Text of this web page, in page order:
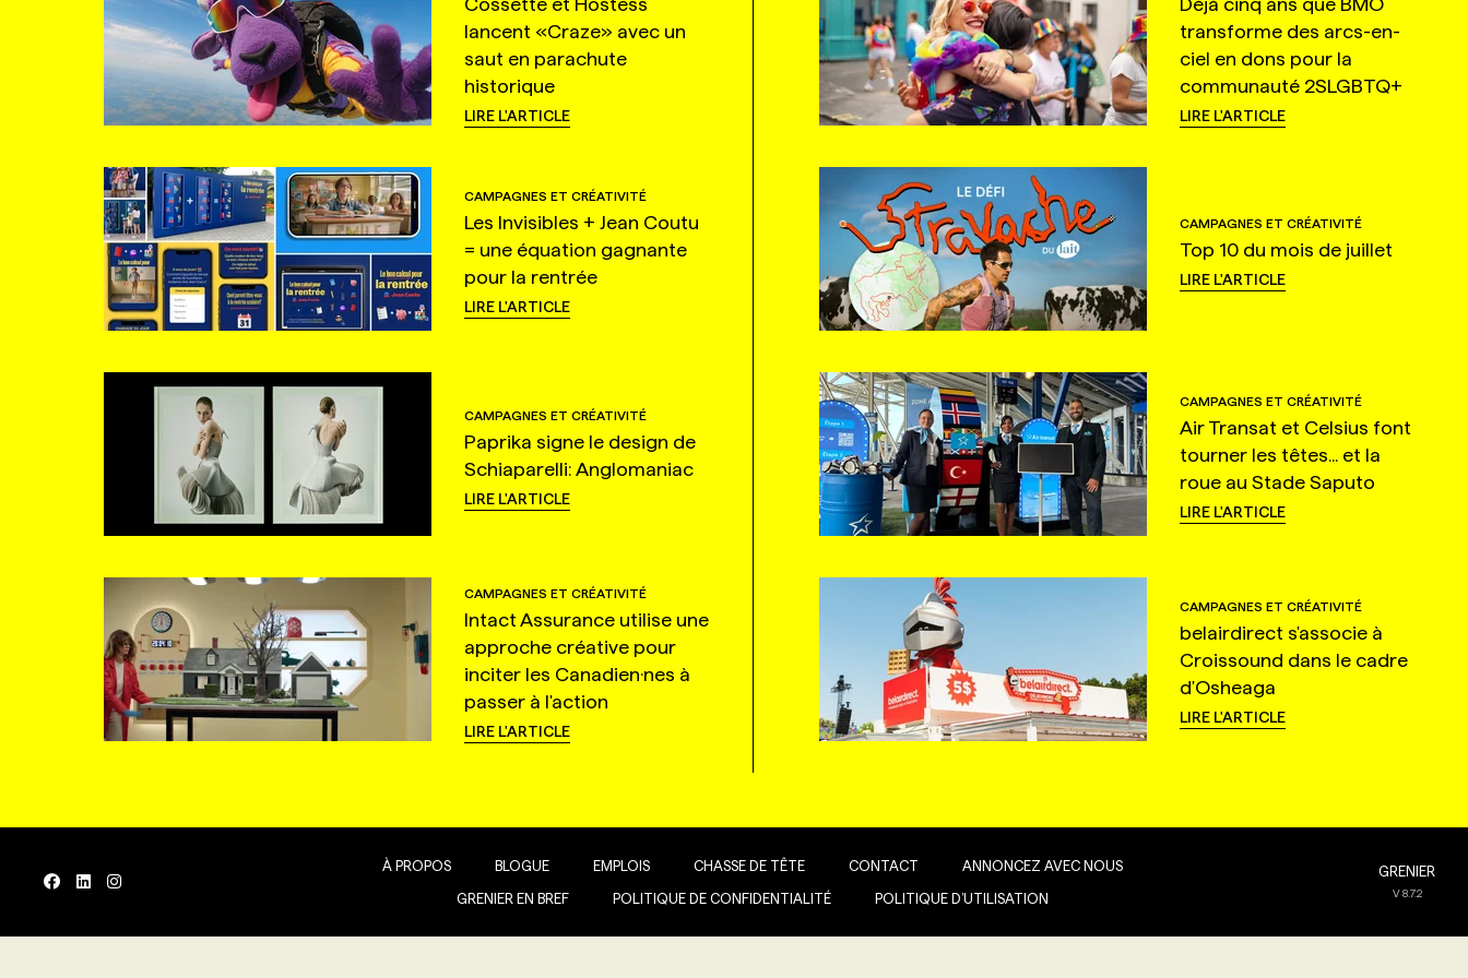
lancent «Craze» avec un
saut en parachute
historique
LIRE L'ARTICLE
transforme des arcs-en-
ciel en dons pour la
communauté 2SLGBTQ+
LIRE L'ARTICLE
CAMPAGNES ET CRÉATIVITÉ
Les Invisibles + Jean Coutu
= une équation gagnante
pour la rentrée
LIRE L'ARTICLE
CAMPAGNES ET CRÉATIVITÉ
Top 10 du mois de juillet
LIRE L'ARTICLE
CAMPAGNES ET CRÉATIVITÉ
Paprika signe le design de
Schiaparelli: Anglomaniac
LIRE L'ARTICLE
CAMPAGNES ET CRÉATIVITÉ
Air Transat et Celsius font
tourner les têtes... et la
roue au Stade Saputo
LIRE L'ARTICLE
CAMPAGNES ET CRÉATIVITÉ
Intact Assurance utilise une
approche créative pour
inciter les Canadien·nes à
passer à l'action
LIRE L'ARTICLE
CAMPAGNES ET CRÉATIVITÉ
belairdirect s'associe à
Croissound dans le cadre
d'Osheaga
LIRE L'ARTICLE
À PROPOS BLOGUE EMPLOIS CHASSE DE TÊTE CONTACT ANNONCEZ AVEC NOUS
GRENIER EN BREF POLITIQUE DE CONFIDENTIALITÉ POLITIQUE D’UTILISATION
GRENIER
V8.7.2